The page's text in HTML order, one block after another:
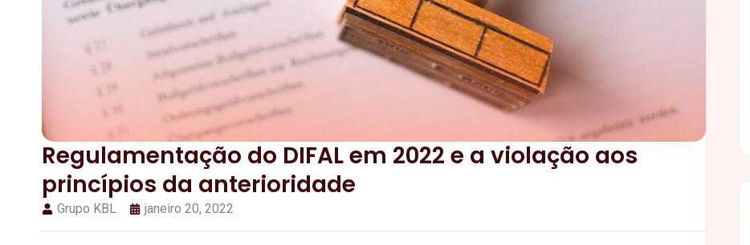
Regulamentação do DIFAL em 2022 e a violação aos
princípios da anterioridade
Grupo KBL janeiro 20, 2022